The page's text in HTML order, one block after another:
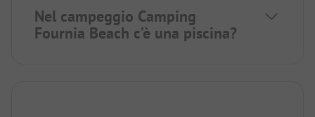
Nel campeggio Camping
Fournia Beach c’è una piscina?